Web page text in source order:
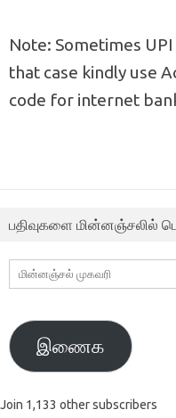
Note: Sometimes
that case kindly use
code for internet
பதிவுகளை மின்னஞ்சலில்
மின்னஞ்சல்
முகவரி
இணைக
Join 1,133 other subscribers